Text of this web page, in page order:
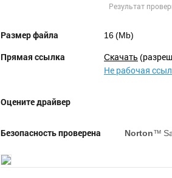
Результат
Размер файла
16 (Mb)
Прямая ссылка
Cкачать
Не рабочая
Оцените драйвер
Безопасность проверена Norton™